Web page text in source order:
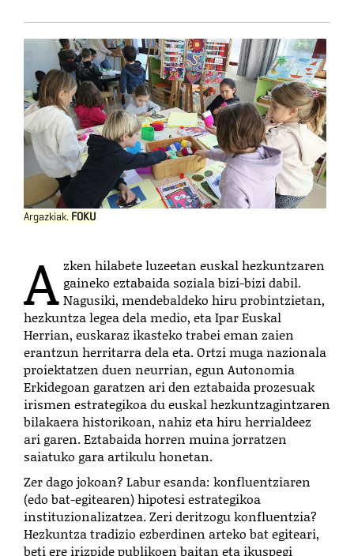
Argazkiak. FOKU
A zken hilabete luzeetan euskal hezkuntzaren
gaineko eztabaida soziala bizi-bizi dabil.
Nagusiki, mendebaldeko hiru probintzietan,
hezkuntza legea dela medio, eta Ipar Euskal
Herrian, euskaraz ikasteko trabei eman zaien
erantzun herritarra dela eta. Ortzi muga nazionala
proiektatzen duen neurrian, egun Autonomia
Erkidegoan garatzen ari den eztabaida prozesuak
irismen estrategikoa du euskal hezkuntzagintzaren
bilakaera historikoan, nahiz eta hiru herrialdeez
ari garen. Eztabaida horren muina jorratzen
saiatuko gara artikulu honetan.
Zer dago jokoan? Labur esanda: konfluentziaren
(edo bat-egitearen) hipotesi estrategikoa
instituzionalizatzea. Zeri deritzogu konfluentzia?
Hezkuntza tradizio ezberdinen arteko bat egiteari,
beti ere irizpide publikoen baitan eta ikuspegi